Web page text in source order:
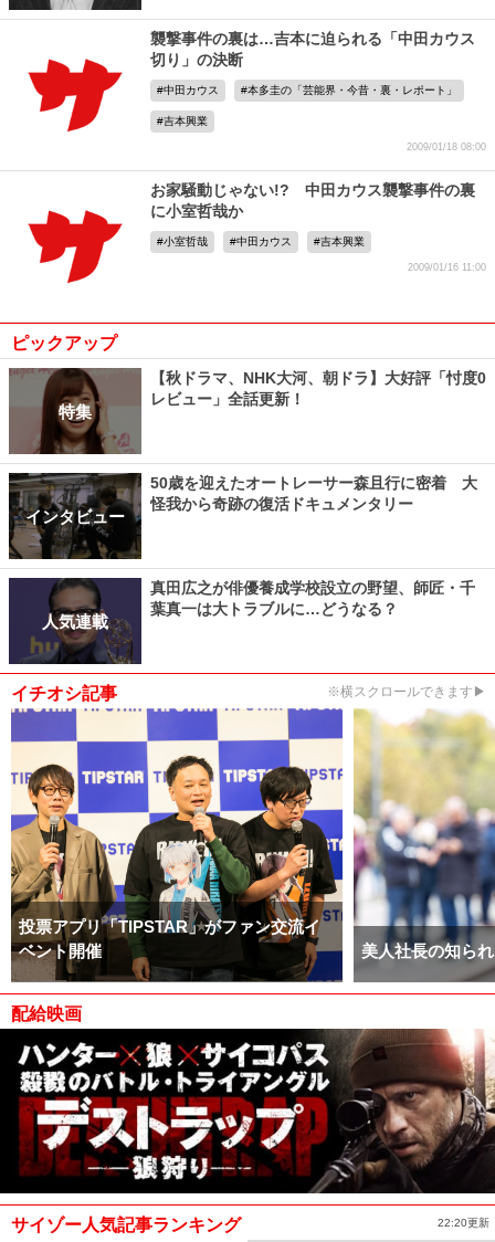
襲撃事件の裏は…吉本に迫られる「中田カウス
切り」の決断
中田カウス 本多圭の「芸能界・今昔・裏・レポート」
吉本興業
2009/01/18 08:00
お家騒動じゃない!? 中田カウス襲撃事件の裏
に小室哲哉か
小室哲哉 中田カウス 吉本興業
2009/01/16 11:00
ピックアップ
特集
【秋ドラマ、NHK大河、朝ドラ】大好評「忖度0
レビュー」全話更新！
インタビュー
50歳を迎えたオートレーサー森且行に密着 大
怪我から奇跡の復活ドキュメンタリー
人気連載
真田広之が俳優養成学校設立の野望、師匠・千
葉真一は大トラブルに…どうなる？
イチオシ記事 ※横スクロールできます▶
投票アプリ「TIPSTAR」がファン交流イ
ベント開催
美人社長の知ら
配給映画
サイゾー人気記事ランキング 22:20更新